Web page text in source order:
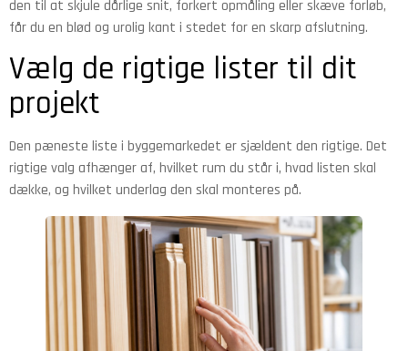
den til at skjule dårlige snit, forkert opmåling eller skæve forløb,
får du en blød og urolig kant i stedet for en skarp afslutning.
Vælg de rigtige lister til dit
projekt
Den pæneste liste i byggemarkedet er sjældent den rigtige. Det
rigtige valg afhænger af, hvilket rum du står i, hvad listen skal
dække, og hvilket underlag den skal monteres på.